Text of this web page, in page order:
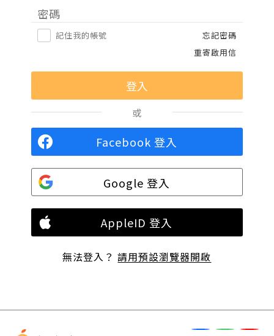
密碼
記住我的帳號
忘記密碼
重寄啟用信
或
Facebook 登入
Google 登入
AppleID 登入
無法登入？請用預設瀏覽器開啟